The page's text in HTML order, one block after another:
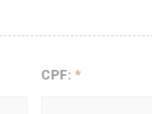
CPF: *